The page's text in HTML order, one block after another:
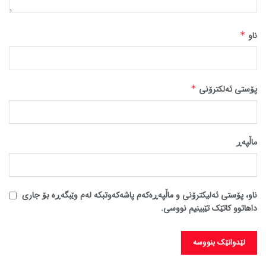
ناو *
پۆستی ئەلکترۆنی *
ماڵپه‌ڕ
ناو، پۆستی ئەلیکترۆنی و ماڵپەڕەکەم پاشەکەوتبکە لەم وێبگەڕە بۆ جاری
داهاتوو کاتێک تێبینیم نووسی.